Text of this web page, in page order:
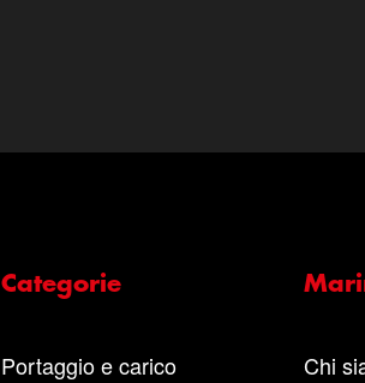
Categorie
Portaggio e carico
Chi